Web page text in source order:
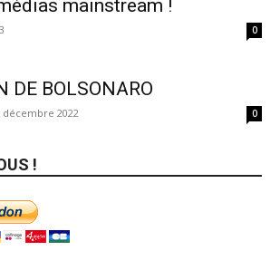
mainstream !
0
DE BOLSONARO
décembre 2022 0
!